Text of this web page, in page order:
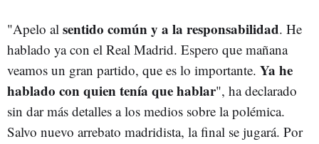
"Apelo al sentido común y a la responsabilidad. He
hablado ya con el Real Madrid. Espero que mañana
veamos un gran partido, que es lo importante. Ya he
hablado con quien tenía que hablar", ha declarado
sin dar más detalles a los medios sobre la polémica.
Salvo nuevo arrebato madridista, la final se jugará. Por